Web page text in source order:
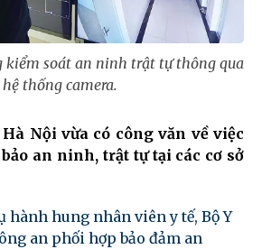
kiểm soát an ninh trật tự thông qua
hệ thống camera.
Hà Nội vừa có công văn về việc
an ninh, trật tự tại các cơ sở
hành hung nhân viên y tế, Bộ Y
an phối hợp bảo đảm an